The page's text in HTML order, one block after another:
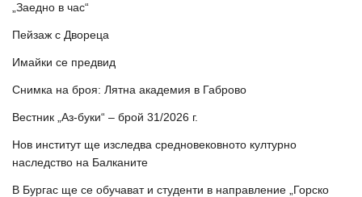
„Заедно в час“
Пейзаж с Двореца
Имайки се предвид
Снимка на броя: Лятна академия в Габрово
Вестник „Аз-буки“ – брой 31/2026 г.
Нов институт ще изследва средновековното културно
наследство на Балканите
В Бургас ще се обучават и студенти в направление „Горско